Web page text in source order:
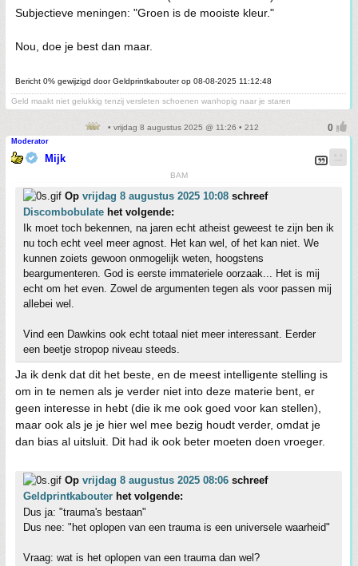
Subjectieve meningen: "Groen is de mooiste kleur."
Nou, doe je best dan maar.
Bericht 0% gewijzigd door Geldprintkabouter op 08-08-2025 11:12:48
Geld maakt niet gelukkig tenzij versleten schoenen wanhopig naar je staren
• vrijdag 8 augustus 2025 @ 11:26 • 212
Moderator
Mijk
BAM
Op vrijdag 8 augustus 2025 10:08 schreef
Discombobulate het volgende:
Ik moet toch bekennen, na jaren echt atheist geweest te zijn ben ik
nu toch echt veel meer agnost. Het kan wel, of het kan niet. We
kunnen zoiets gewoon onmogelijk weten, hoogstens
beargumenteren. God is eerste immateriele oorzaak... Het is mij
echt om het even. Zowel de argumenten tegen als voor passen mij
allebei wel.
Vind een Dawkins ook echt totaal niet meer interessant. Eerder
een beetje stropop niveau steeds.
Ja ik denk dat dit het beste, en de meest intelligente stelling is
om in te nemen als je verder niet into deze materie bent, er
geen interesse in hebt (die ik me ook goed voor kan stellen),
maar ook als je je hier wel mee bezig houdt verder, omdat je
dan bias al uitsluit. Dit had ik ook beter moeten doen vroeger.
Op vrijdag 8 augustus 2025 08:06 schreef
Geldprintkabouter het volgende:
Dus ja: "trauma's bestaan"
Dus nee: "het oplopen van een trauma is een universele waarheid"
Vraag: wat is het oplopen van een trauma dan wel?